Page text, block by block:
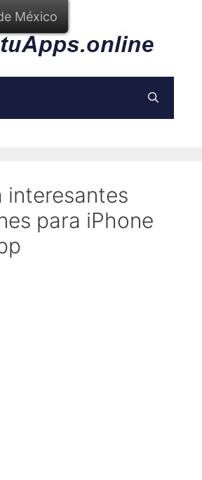
interesantes
para iPhone
México